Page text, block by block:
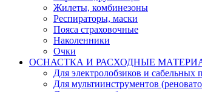
Жилеты, комбинезоны
Респираторы, маски
Пояса страховочные
Наколенники
Очки
ОСНАСТКА И РАСХОДНЫЕ
Для электролобзиков и сабельных
Для мультиинструментов